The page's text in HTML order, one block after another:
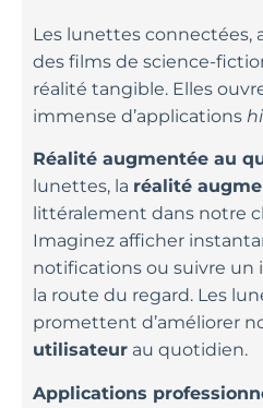
Les lunettes connectées,
des films de science-
réalité tangible. Elles
immense d’applications
Réalité augmentée au
lunettes, la réalité
littéralement dans notre
Imaginez afficher
notifications ou suivre un
la route du regard. Les
promettent d’améliorer
utilisateur au quotidien.
Applications